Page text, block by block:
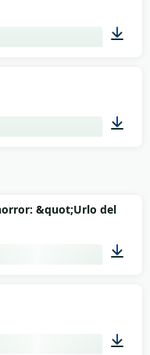
&quot;Urlo del